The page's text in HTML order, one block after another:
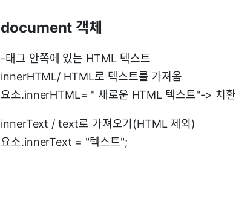
document 객체
-태그 안쪽에 있는 HTML 텍스트
innerHTML/ HTML로 텍스트를 가져옴
요소.innerHTML= " 새로운 HTML 텍스트"-> 치환
innerText / text로 가져오기(HTML 제외)
요소.innerText = "텍스트";